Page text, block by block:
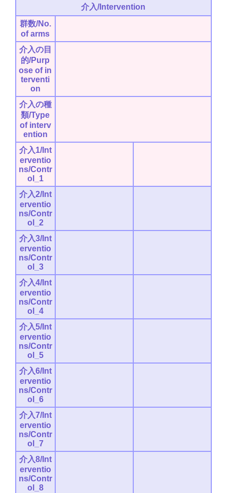
介入/Intervention
群数/No.
of arms
介入の目
的/Purp
ose of in
terventi
on
介入の種
類/Type
of interv
ention
介入1/Int
erventio
ns/Contr
ol_1
介入2/Int
erventio
ns/Contr
ol_2
介入3/Int
erventio
ns/Contr
ol_3
介入4/Int
erventio
ns/Contr
ol_4
介入5/Int
erventio
ns/Contr
ol_5
介入6/Int
erventio
ns/Contr
ol_6
介入7/Int
erventio
ns/Contr
ol_7
介入8/Int
erventio
ns/Contr
ol_8